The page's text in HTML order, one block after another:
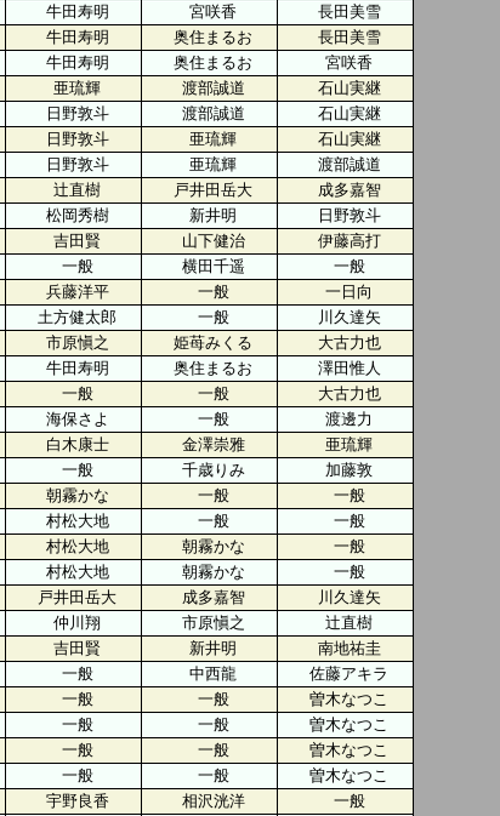
牛田寿明 宮咲香
長田美雪
牛田寿明 奥住まるお
長田美雪
牛田寿明 奥住まるお
宮咲香
亜琉輝 渡部誠道
石山実継
日野敦斗 渡部誠道
石山実継
日野敦斗 亜琉輝
石山実継
日野敦斗 亜琉輝
渡部誠道
辻直樹 戸井田岳大
成多嘉智
松岡秀樹 新井明
日野敦斗
吉田賢 山下健治
伊藤高打
一般 横田千遥
一般
兵藤洋平 一般
一日向
土方健太郎 一般
川久達矢
市原愼之 姫苺みくる
大古力也
牛田寿明 奥住まるお
澤田惟人
一般 一般
大古力也
海保さよ 一般
渡邊力
白木康士 金澤崇雅
亜琉輝
一般 千歳りみ
加藤敦
朝霧かな 一般
一般
村松大地 一般
一般
村松大地 朝霧かな
一般
村松大地 朝霧かな
一般
戸井田岳大 成多嘉智
川久達矢
仲川翔 市原愼之
辻直樹
吉田賢 新井明
南地祐圭
一般 中西龍
佐藤アキラ
一般 一般
曽木なつこ
一般 一般
曽木なつこ
一般 一般
曽木なつこ
一般 一般
曽木なつこ
宇野良香 相沢洸洋
一般